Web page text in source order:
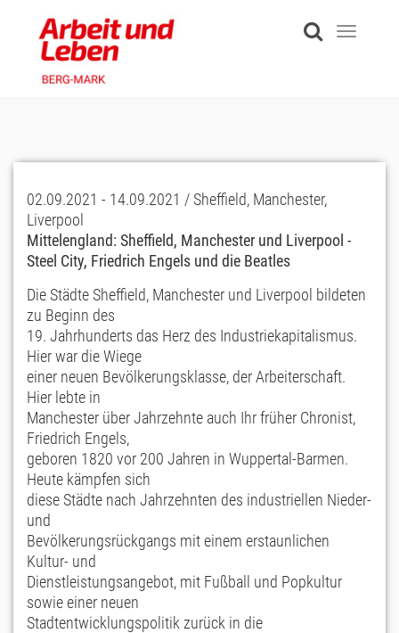
content
Toggle
02.09.2021 - 14.09.2021 / Sheffield, Manchester,
Liverpool
Mittelengland: Sheffield, Manchester und Liverpool -
Steel City, Friedrich Engels und die Beatles
Die Städte Sheffield, Manchester und Liverpool bildeten
zu Beginn des
19. Jahrhunderts das Herz des Industriekapitalismus.
Hier war die Wiege
einer neuen Bevölkerungsklasse, der Arbeiterschaft.
Hier lebte in
Manchester über Jahrzehnte auch Ihr früher Chronist,
Friedrich Engels,
geboren 1820 vor 200 Jahren in Wuppertal-Barmen.
Heute kämpfen sich
diese Städte nach Jahrzehnten des industriellen Nieder-
und
Bevölkerungsrückgangs mit einem erstaunlichen
Kultur- und
Dienstleistungsangebot, mit Fußball und Popkultur
sowie einer neuen
Stadtentwicklungspolitik zurück in die